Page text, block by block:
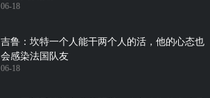
06-18
吉鲁：坎特一个人能干两个人的活，他的心态也
会感染法国队友
06-18